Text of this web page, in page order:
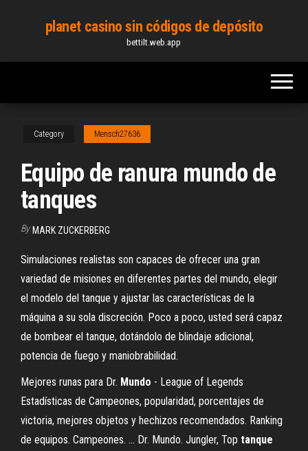
content
planet casino sin códigos de depósito
bettilt.web.app
Category Mensch27636
Equipo de ranura mundo de
tanques
By MARK ZUCKERBERG
Simulaciones realistas son capaces de ofrecer una gran
variedad de misiones en diferentes partes del mundo, elegir
el modelo del tanque y ajustar las características de la
máquina a su sola discreción. Poco a poco, usted será capaz
de bombear el tanque, dotándolo de blindaje adicional,
potencia de fuego y maniobrabilidad.
Mejores runas para Dr. Mundo - League of Legends
Estadísticas de Campeones, popularidad, porcentajes de
victoria, mejores objetos y hechizos recomendados. Ranking
de equipos. Campeones. ... Dr. Mundo. Jungler, Top tanque